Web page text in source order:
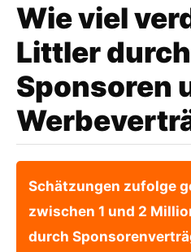
Wie viel
Littler durch
Sponsoren
Schätzungen zufolge
zwischen 1 und 2
durch